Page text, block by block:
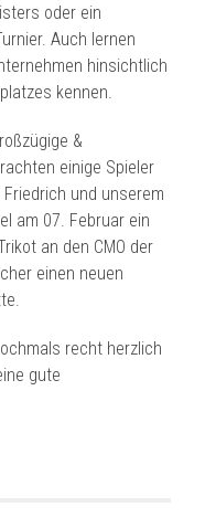
oder ein
Auch lernen
hinsichtlich
kennen.
&
einige Spieler
und unserem
am 07. Februar ein
an den CMO der
einen neuen
recht herzlich
gute